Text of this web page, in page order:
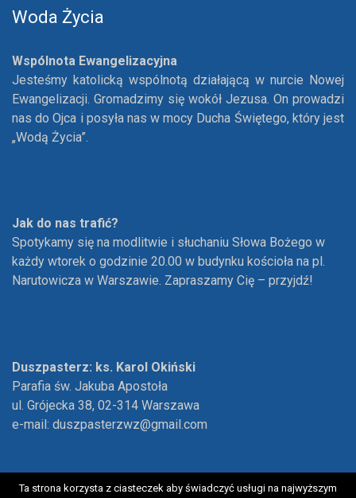
Woda Życia
Wspólnota Ewangelizacyjna
Jesteśmy katolicką wspólnotą działającą w nurcie Nowej
Ewangelizacji. Gromadzimy się wokół Jezusa. On prowadzi
nas do Ojca i posyła nas w mocy Ducha Świętego, który jest
„Wodą Życia”.
Jak do nas trafić?
Spotykamy się na modlitwie i słuchaniu Słowa Bożego w
każdy wtorek o godzinie 20.00 w budynku kościoła na pl.
Narutowicza w Warszawie. Zapraszamy Cię – przyjdź!
Duszpasterz: ks. Karol Okiński
Parafia św. Jakuba Apostoła
ul. Grójecka 38, 02-314 Warszawa
e-mail: duszpasterzwz@gmail.com
Ta strona korzysta z ciasteczek aby świadczyć usługi na najwyższym